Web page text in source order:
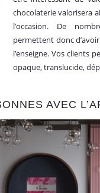
chocolaterie valorisera
l’occasion. De
permettent donc
l’enseigne. Vos clients
opaque, translucide,
AVEC